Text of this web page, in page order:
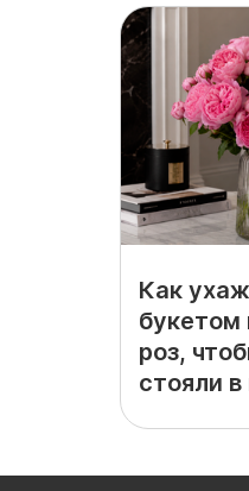
Как
букетом
роз,
стояли в